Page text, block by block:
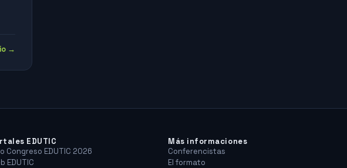
→
EDUTIC
Congreso EDUTIC 2026
EDUTIC
Más informaciones
Conferencistas
El formato